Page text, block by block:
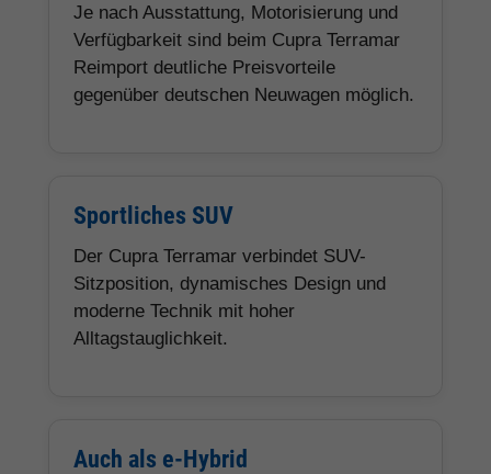
Je nach Ausstattung, Motorisierung und
Verfügbarkeit sind beim Cupra Terramar
Reimport deutliche Preisvorteile
gegenüber deutschen Neuwagen möglich.
Sportliches SUV
Der Cupra Terramar verbindet SUV-
Sitzposition, dynamisches Design und
moderne Technik mit hoher
Alltagstauglichkeit.
Auch als e-Hybrid